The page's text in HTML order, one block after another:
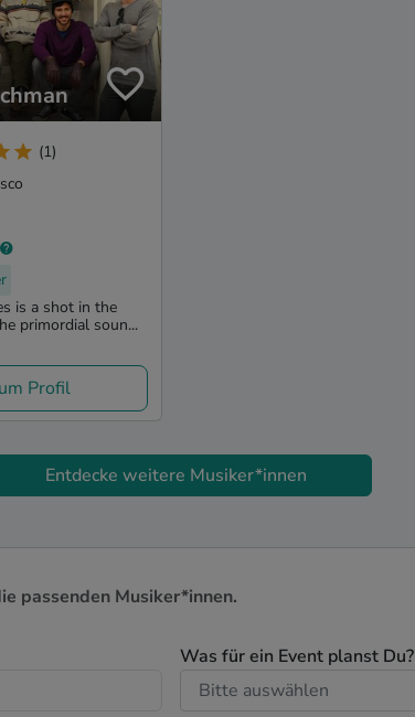
(1)
is a shot in the
primordial soun...
Profil
Entdecke weitere Musiker*innen
passenden Musiker*innen.
Was für ein Event planst Du?